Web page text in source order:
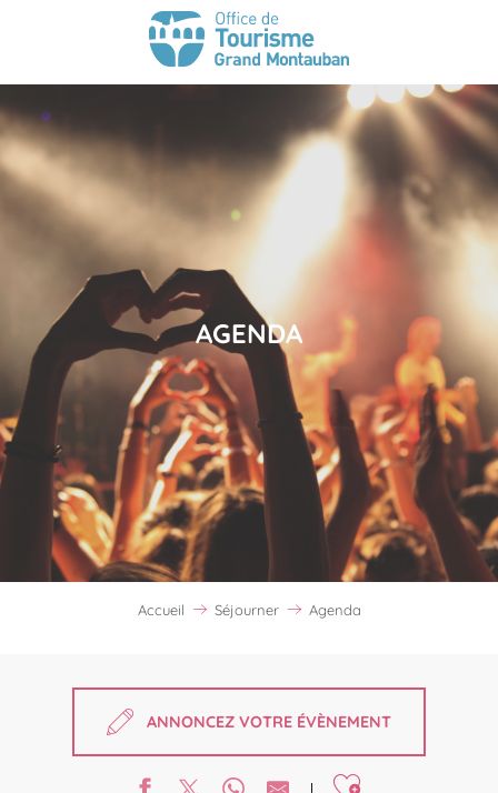
AGENDA
Accueil Séjourner Agenda
ANNONCEZ VOTRE ÉVÈNEMENT
Ajouter aux